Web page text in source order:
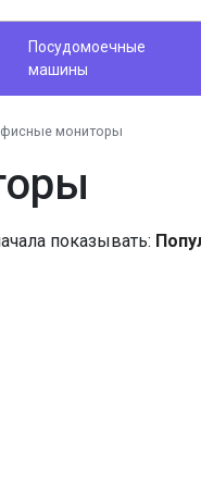
Посудомоечные
машины
мониторы
показывать: